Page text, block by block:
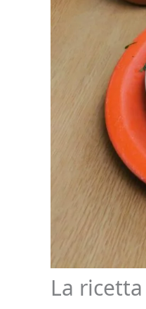
La